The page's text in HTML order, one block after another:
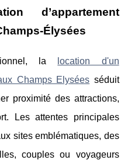
d’appartement
Élysées
la
location d'un
Champs Elysées séduit
proximité des attractions,
Les attentes principales
sites emblématiques, des
couples ou voyageurs